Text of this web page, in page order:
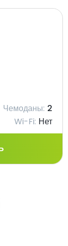
Чемоданы: 2
Wi-Fi: Нет